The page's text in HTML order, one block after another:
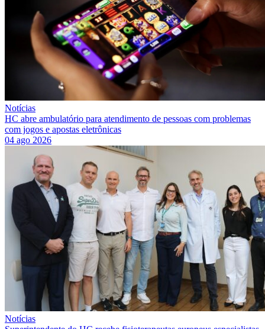
Notícias
HC abre ambulatório para atendimento de pessoas com problemas
com jogos e apostas eletrônicas
04 ago 2026
Notícias